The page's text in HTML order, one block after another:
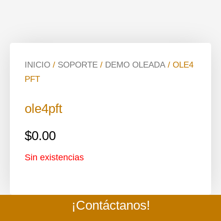
INICIO / SOPORTE / DEMO OLEADA / OLE4
PFT
ole4pft
$0.00
Sin existencias
¡Contáctanos!